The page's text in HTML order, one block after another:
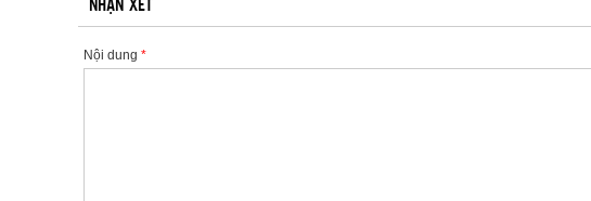
NHẬN XÉT
Nội dung *